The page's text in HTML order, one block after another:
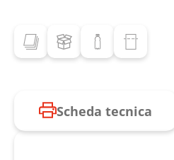
Scheda tecnica